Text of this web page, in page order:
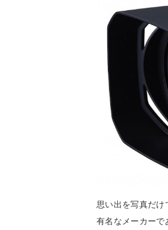
思い出を写真だけ
有名なメーカーで